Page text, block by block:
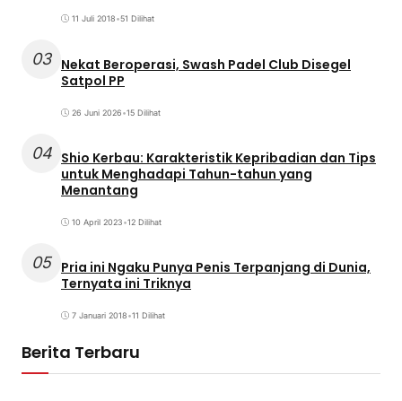
11 Juli 2018•51 Dilihat
03 Nekat Beroperasi, Swash Padel Club Disegel
Satpol PP
26 Juni 2026•15 Dilihat
04 Shio Kerbau: Karakteristik Kepribadian dan Tips
untuk Menghadapi Tahun-tahun yang
Menantang
10 April 2023•12 Dilihat
05 Pria ini Ngaku Punya Penis Terpanjang di Dunia,
Ternyata ini Triknya
7 Januari 2018•11 Dilihat
Berita Terbaru